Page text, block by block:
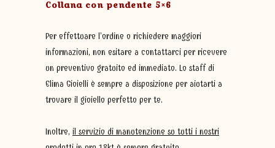
Collana con pendente 5×6
Per effettuare l’ordine o richiedere maggiori
informazioni, non esitare a contattarci per ricevere
un preventivo gratuito ed immediato. Lo staff di
Elima Gioielli è sempre a disposizione per aiutarti a
trovare il gioiello perfetto per te.
Inoltre, il servizio di manutenzione su tutti i nostri